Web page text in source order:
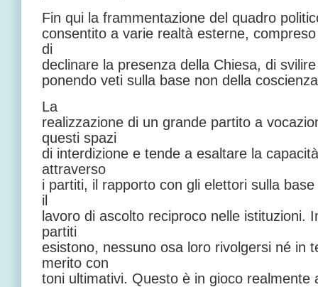
Fin qui la frammentazione del quadro
consentito a varie realtà esterne,
di
declinare la presenza della Chiesa, di
ponendo veti sulla base non della
La
realizzazione di un grande partito a
questi spazi
di interdizione e tende a esaltare la
attraverso
i partiti, il rapporto con gli elettori sulla
il
lavoro di ascolto reciproco nelle istituzioni.
partiti
esistono, nessuno osa loro rivolgersi né in
merito con
toni ultimativi. Questo è in gioco realmente